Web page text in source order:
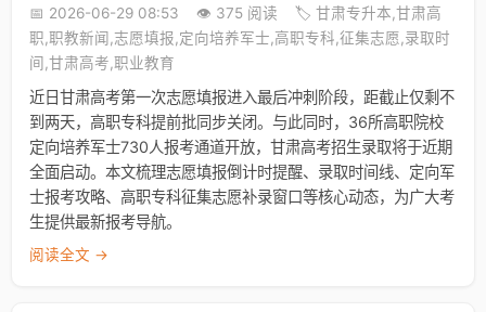
📅 2026-06-29 08:53 👁️ 375 阅读
🏷️ 甘肃专升本,甘肃高
职,职教新闻,志愿填报,定向培养军士,高职专科,征集志愿,录取时
间,甘肃高考,职业教育
近日甘肃高考第一次志愿填报进入最后冲刺阶段，距截止仅剩不
到两天，高职专科提前批同步关闭。与此同时，36所高职院校
定向培养军士730人报考通道开放，甘肃高考招生录取将于近期
全面启动。本文梳理志愿填报倒计时提醒、录取时间线、定向军
士报考攻略、高职专科征集志愿补录窗口等核心动态，为广大考
生提供最新报考导航。
阅读全文 →